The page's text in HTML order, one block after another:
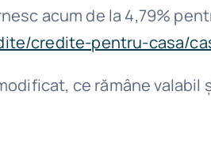
acum de la 4,79%
credite-pentru-casa/
ce rămâne